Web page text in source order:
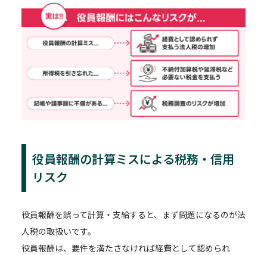
役員報酬の計算ミスによる税務・信用
リスク
役員報酬を誤って計算・支給すると、まず問題になるのが法
人税の取扱いです。
役員報酬は、要件を満たさなければ経費として認められ